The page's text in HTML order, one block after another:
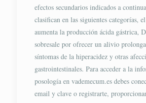
efectos secundarios indicados a
clasifican en las siguientes categorías,
aumenta la producción ácida gástrica,
sobresale por ofrecer un alivio
síntomas de la hiperacidez y otras
gastrointestinales. Para acceder a la
posología en vademecum.es debes
email y clave o registrarte,